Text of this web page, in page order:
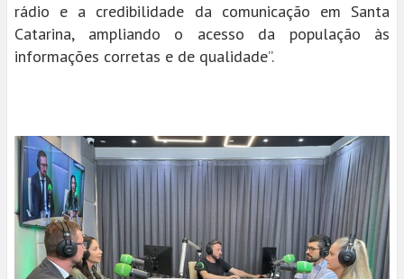
rádio e a credibilidade da comunicação em Santa
Catarina, ampliando o acesso da população às
informações corretas e de qualidade”.